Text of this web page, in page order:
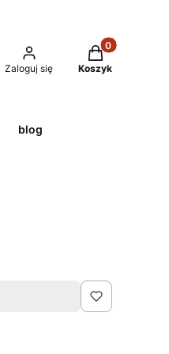
Zaloguj się
Produkty w
Koszyk
blog